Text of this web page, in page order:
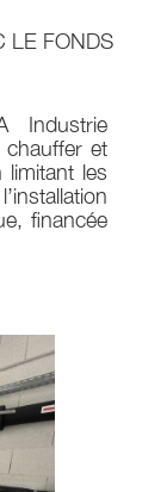
LE FONDS
Industrie
et
les
financée